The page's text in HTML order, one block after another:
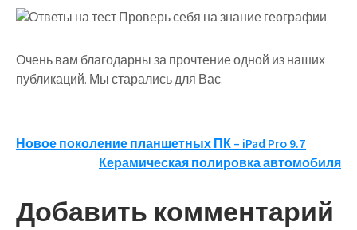
Очень вам благодарны за прочтение одной из наших
публикаций. Мы старались для Вас.
Навигация
записям
Новое поколение планшетных ПК – iPad Pro 9.7
Керамическая полировка автомобиля
Добавить комментарий